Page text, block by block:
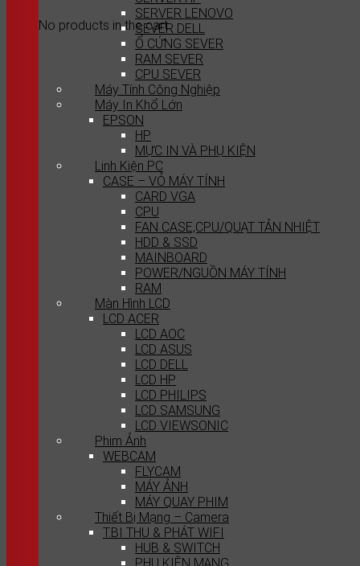
No products in the cart.
SERVER LENOVO
SEVER DELL
Ổ CỨNG SEVER
RAM SEVER
CPU SEVER
Máy Tính Công Nghiệp
Máy In Khổ Lớn
EPSON
HP
MỰC IN VÀ PHỤ KIỆN
Linh Kiện PC
CASE – VỎ MÁY TÍNH
CARD VGA
CPU
FAN CASE,CPU/QUẠT TẢN NHIỆT
HDD & SSD
MAINBOARD
POWER/NGUỒN MÁY TÍNH
RAM
Màn Hình LCD
LCD ACER
LCD AOC
LCD ASUS
LCD DELL
LCD HP
LCD PHILIPS
LCD SAMSUNG
LCD VIEWSONIC
Phim Ảnh
WEBCAM
FLYCAM
MÁY ẢNH
MÁY QUAY PHIM
Thiết Bị Mạng – Camera
T.BI THU & PHÁT WIFI
HUB & SWITCH